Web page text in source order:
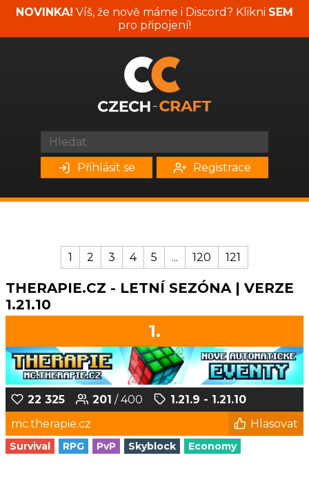
NOVINKA! Víš, že nově máme i Discord? Klikni SEM
pro připojení!
Přihlásit se Registrace
1 2 3 4 5 ... 120 121
THERAPIE.CZ - LETNÍ SEZÓNA | VERZE
1.21.10
1.
22 325 201 / 400
1.21.9 - 1.21.10
mc.therapie.cz
Hlasovat
Survival RPG PvP Skyblock Economy